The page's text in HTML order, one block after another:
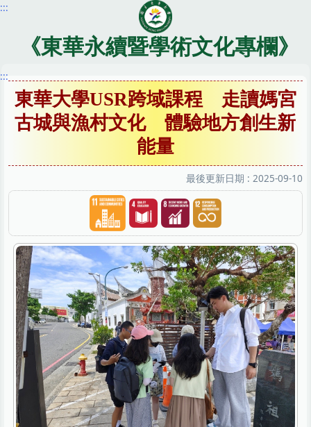
跳
內
區
:::
《東華永續暨學術文化專欄》
:::
東華大學USR跨域課程 走讀媽宮
古城與漁村文化 體驗地方創生新
能量
最後更新日期 : 2025-09-10